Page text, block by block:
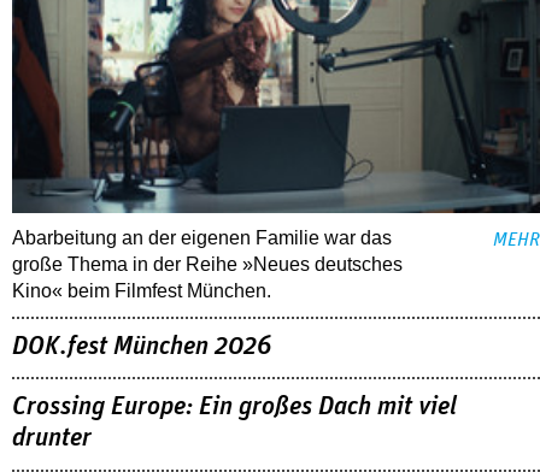
Abarbeitung an der eigenen Familie war das
große Thema in der Reihe »Neues deutsches
Kino« beim Filmfest München.
MEHR
DOK.fest München 2026
Crossing Europe: Ein großes Dach mit viel
drunter